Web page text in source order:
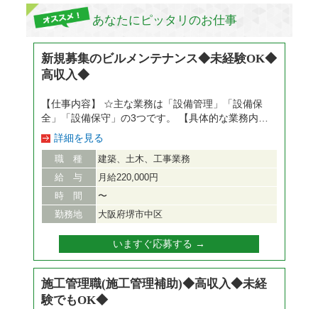
あなたにピッタリのお仕事
新規募集のビルメンテナンス◆未経験OK◆
高収入◆
【仕事内容】 ☆主な業務は「設備管理」「設備保
全」「設備保守」の3つです。 【具体的な業務内
容】 ・中央制御室でのモニター監視（モニターに
て運転業務が問題なく行われているかをチェックし
ます。） ・巡回点検（施設内を時間毎の定期巡
回、計器メーターの数値記録、作動状況確認等。各
設備の点検業務） ・各種機械設備の簡易メンテナ
ンス（簡単な設備を行います。） ・各種報告書の
作成 ・保守点検…設備の点検及び構内の美化 ・運
管理…浄化センターへの流入する水や各工程の処理
水の水質チェック 【待遇・福利厚生】 ・通勤交通
断 ・休日出勤手当 等 ・社宅完備 ・
育児休業取得実績：有り ・年次有
詳細を見る
職 種
建築、土木、工事業務
給 与
月給220,000円
時 間
〜
勤務地
大阪府堺市中区
いますぐ応募する →
施工管理職(施工管理補助)◆高収入◆未経
験でもOK◆